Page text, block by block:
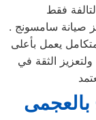
فقط
صيانة سامسونج .
يعمل بأعلى
الثقة في